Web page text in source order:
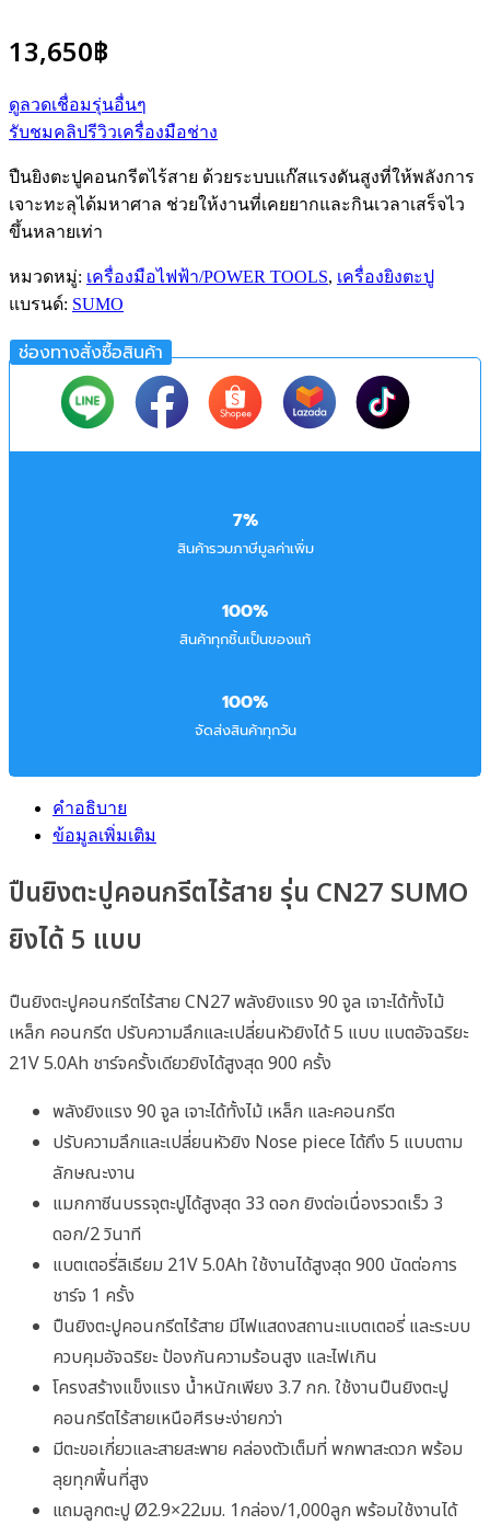
13,650฿
ดูลวดเชื่อมรุ่นอื่นๆ
รับชมคลิปรีวิวเครื่องมือช่าง
ปืนยิงตะปูคอนกรีตไร้สาย ด้วยระบบแก๊สแรงดันสูงที่ให้พลังการ
เจาะทะลุได้มหาศาล ช่วยให้งานที่เคยยากและกินเวลาเสร็จไว
ขึ้นหลายเท่า
หมวดหมู่: เครื่องมือไฟฟ้า/POWER TOOLS, เครื่องยิงตะปู
แบรนด์: SUMO
ช่องทางสั่งซื้อสินค้า
7%
สินค้ารวมภาษีมูลค่าเพิ่ม
100%
สินค้าทุกชิ้นเป็นของแท้
100%
จัดส่งสินค้าทุกวัน
คำอธิบาย
ข้อมูลเพิ่มเติม
ปืนยิงตะปูคอนกรีตไร้สาย รุ่น CN27 SUMO
ยิงได้ 5 แบบ
ปืนยิงตะปูคอนกรีตไร้สาย CN27 พลังยิงแรง 90 จูล เจาะได้ทั้งไม้
เหล็ก คอนกรีต ปรับความลึกและเปลี่ยนหัวยิงได้ 5 แบบ แบตอัจฉริยะ
21V 5.0Ah ชาร์จครั้งเดียวยิงได้สูงสุด 900 ครั้ง
พลังยิงแรง 90 จูล เจาะได้ทั้งไม้ เหล็ก และคอนกรีต
ปรับความลึกและเปลี่ยนหัวยิง Nose piece ได้ถึง 5 แบบตาม
ลักษณะงาน
แมกกาซีนบรรจุตะปูได้สูงสุด 33 ดอก ยิงต่อเนื่องรวดเร็ว 3
ดอก/2 วินาที
แบตเตอรี่ลิเธียม 21V 5.0Ah ใช้งานได้สูงสุด 900 นัดต่อการ
ชาร์จ 1 ครั้ง
ปืนยิงตะปูคอนกรีตไร้สาย มีไฟแสดงสถานะแบตเตอรี่ และระบบ
ควบคุมอัจฉริยะ ป้องกันความร้อนสูง และไฟเกิน
โครงสร้างแข็งแรง น้ำหนักเพียง 3.7 กก. ใช้งานปืนยิงตะปู
คอนกรีตไร้สายเหนือศีรษะง่ายกว่า
มีตะขอเกี่ยวและสายสะพาย คล่องตัวเต็มที่ พกพาสะดวก พร้อม
ลุยทุกพื้นที่สูง
แถมลูกตะปู Ø2.9×22มม. 1กล่อง/1,000ลูก พร้อมใช้งานได้